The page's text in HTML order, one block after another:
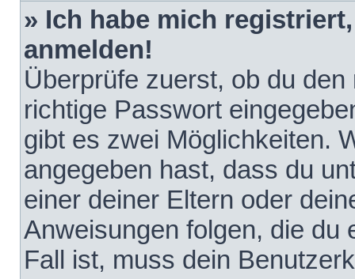
» Ich habe mich
anmelden!
Überprüfe zuerst, ob du
richtige Passwort
gibt es zwei Möglichkeiten.
angegeben hast, dass du
einer deiner Eltern oder
Anweisungen folgen, die du
Fall ist, muss dein